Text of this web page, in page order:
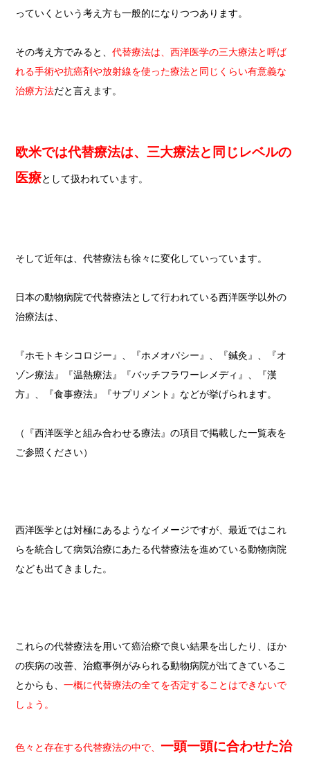
っていくという考え方も一般的になりつつあります。
その考え方でみると、 代替療法は、西洋医学の三大療法と呼ば
れる手術や抗癌剤や放射線を使った療法と同じくらい有意義な
治療方法だと言えます。
欧米では代替療法は、三大療法と同じレベルの
医療として扱われています。
そして近年は、代替療法も徐々に変化していっています。
日本の動物病院で代替療法として行われている西洋医学以外の
治療法は、
『ホモトキシコロジー』、『ホメオパシー』、『鍼灸』、『オ
ゾン療法』『温熱療法』『バッチフラワーレメディ』、『漢
方』、『食事療法』『サプリメント』などが挙げられます。
（『西洋医学と組み合わせる療法』の項目で掲載した一覧表を
ご参照ください）
西洋医学とは対極にあるようなイメージですが、最近ではこれ
らを統合して病気治療にあたる代替療法を進めている動物病院
なども出てきました。
これらの代替療法を用いて癌治療で良い結果を出したり、ほか
の疾病の改善、治癒事例がみられる動物病院が出てきているこ
とからも、 一概に代替療法の全てを否定することはできないで
しょう。
色々と存在する代替療法の中で、 一頭一頭に合わせた治